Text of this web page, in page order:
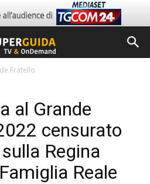
Fratello
al Grande
censurato
Regina
Reale